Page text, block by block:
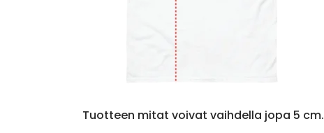
Tuotteen mitat voivat vaihdella jopa 5 cm.